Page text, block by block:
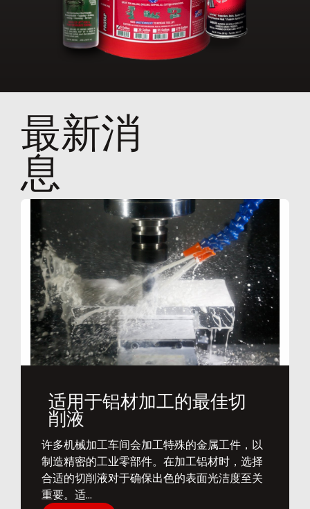
最新消
息
适用于铝材加工的最佳切
削液
​许多机械加工车间会加工特殊的金属工件，以
制造精密的工业零部件。在加工铝材时，选择
合适的切削液对于确保出色的表面光洁度至关
重要。适...